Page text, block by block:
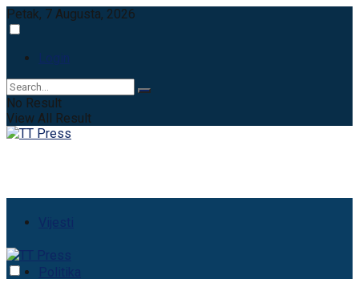
Petak, 7 Augusta, 2026
Login
No Result
View All Result
Vijesti
Politika